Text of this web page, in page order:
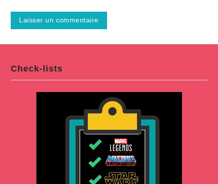
Check-lists